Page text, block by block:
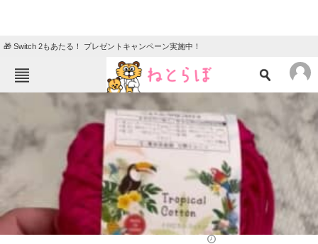
🎁 Switch 2もあたる！ プレゼントキャンペーン実施中！
ねとらぼメニュー
ニュース
エンタメ クイズ
教育・育児
動物 リサーチ